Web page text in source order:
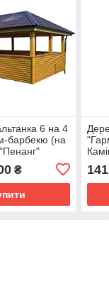
6 на 4
барбекю (на
₴
(Б-